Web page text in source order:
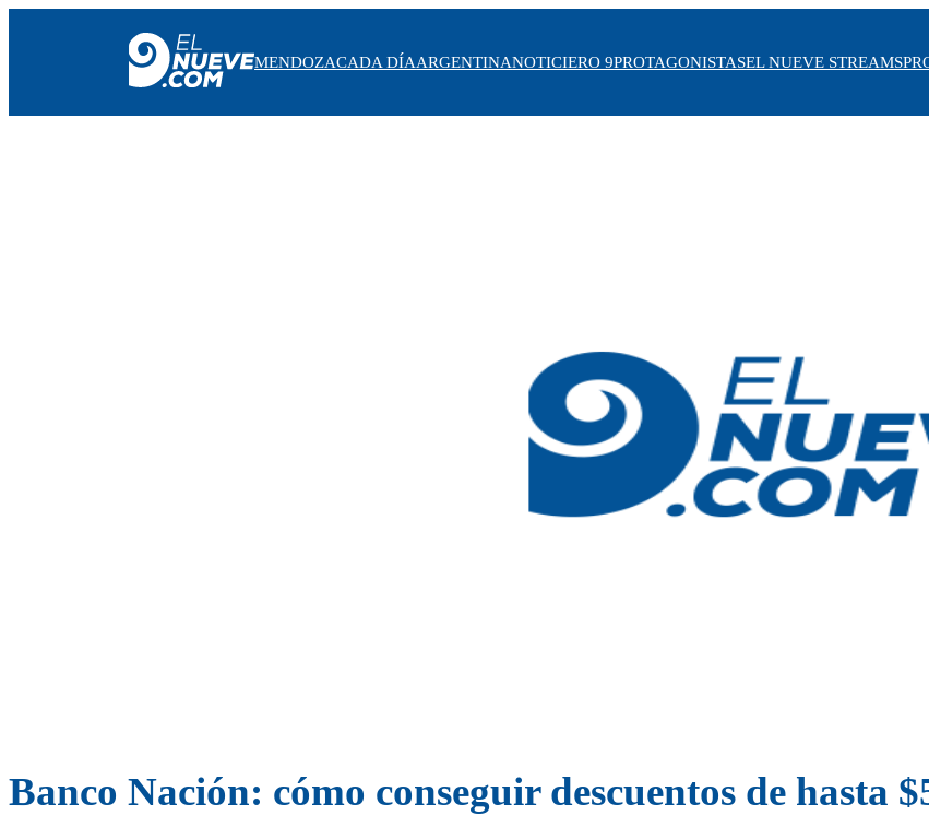
MENDOZACADA DÍAARGENTINANOTICIERO 9PROTAGONISTASEL NUEVE STREAMS
Banco Nación: cómo conseguir descuentos de hasta